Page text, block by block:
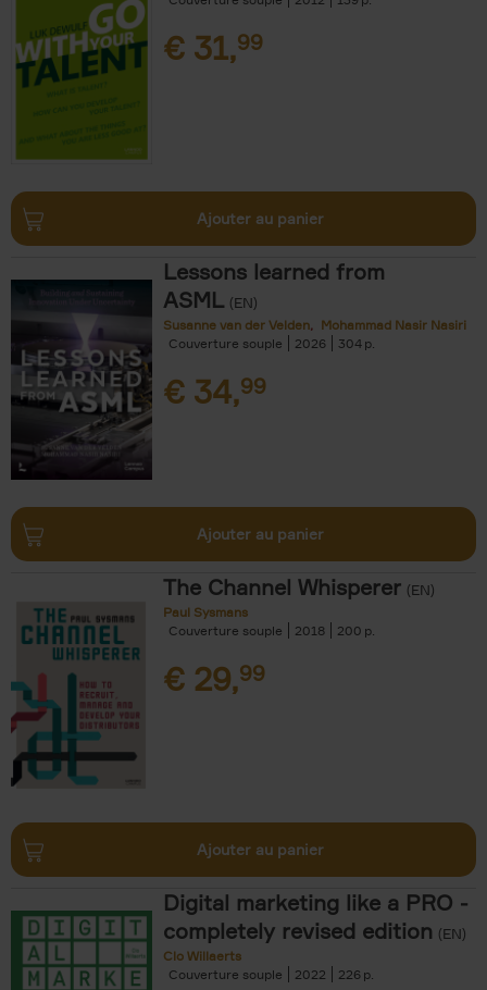
€ 31,99
Ajouter au panier
Lessons learned from
ASML (EN)
Susanne van der Velden
Mohammad Nasir Nasiri
Couverture souple
2026 304
€ 34,99
Ajouter au panier
The Channel Whisperer (EN)
Paul Sysmans
Couverture souple
2018 200
€ 29,99
Ajouter au panier
Digital marketing like a PRO -
completely revised edition (EN)
Clo Willaerts
Couverture souple
2022 226